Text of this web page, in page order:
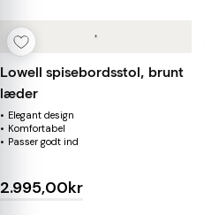
Lowell spisebordsstol, brunt
læder
Elegant design
Komfortabel
Passer godt ind
2.995,00kr